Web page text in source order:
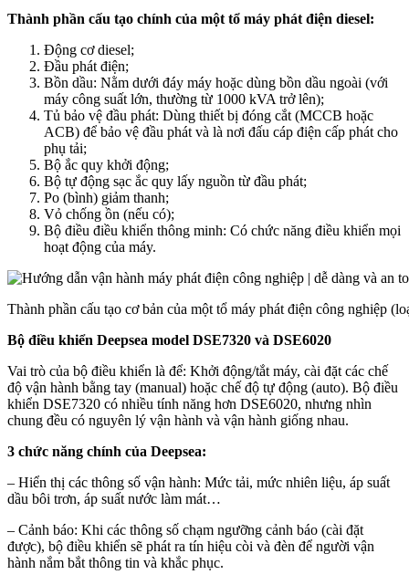
Thành phần cấu tạo chính của một tổ máy phát điện diesel:
Động cơ diesel;
Đầu phát điện;
Bồn dầu: Nằm dưới đáy máy hoặc dùng bồn dầu ngoài (với
máy công suất lớn, thường từ 1000 kVA trở lên);
Tủ bảo vệ đầu phát: Dùng thiết bị đóng cắt (MCCB hoặc
ACB) để bảo vệ đầu phát và là nơi đấu cáp điện cấp phát cho
phụ tải;
Bộ ắc quy khởi động;
Bộ tự động sạc ắc quy lấy nguồn từ đầu phát;
Po (bình) giảm thanh;
Vỏ chống ồn (nếu có);
Bộ điều điều khiển thông minh: Có chức năng điều khiển mọi
hoạt động của máy.
Thành phần cấu tạo cơ bản của một tổ máy phát điện công nghiệp
Bộ điều khiển Deepsea model DSE7320 và DSE6020
Vai trò của bộ điều khiển là để: Khởi động/tắt máy, cài đặt các chế
độ vận hành bằng tay (manual) hoặc chế độ tự động (auto). Bộ điều
khiển DSE7320 có nhiều tính năng hơn DSE6020, nhưng nhìn
chung đều có nguyên lý vận hành và vận hành giống nhau.
3 chức năng chính của Deepsea:
– Hiển thị các thông số vận hành: Mức tải, mức nhiên liệu, áp suất
dầu bôi trơn, áp suất nước làm mát…
– Cảnh báo: Khi các thông số chạm ngưỡng cảnh báo (cài đặt
được), bộ điều khiển sẽ phát ra tín hiệu còi và đèn để người vận
hành nắm bắt thông tin và khắc phục.